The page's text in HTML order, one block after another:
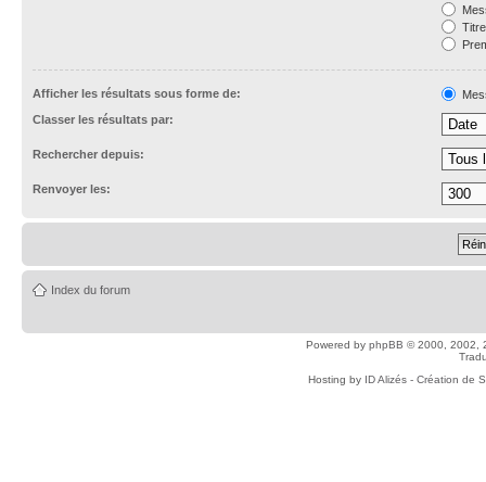
Afficher les résultats sous forme de:
Classer les résultats par:
Rechercher depuis:
Renvoyer les:
Index du forum
Powered by phpBB © 2000, 2002,
Hosting by ID Alizés - Création de